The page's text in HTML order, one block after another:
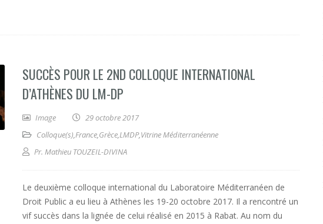
SUCCÈS POUR LE 2ND COLLOQUE INTERNATIONAL
D’ATHÈNES DU LM-DP
Image
29 octobre 2017
Colloque(s),France,Grèce,LMDP,Vitrine Méditerranéenne
Pr. Mathieu TOUZEIL-DIVINA
Le deuxième colloque international du Laboratoire Méditerranéen de
Droit Public a eu lieu à Athènes les 19-20 octobre 2017. Il a rencontré un
vif succès dans la lignée de celui réalisé en 2015 à Rabat. Au nom du